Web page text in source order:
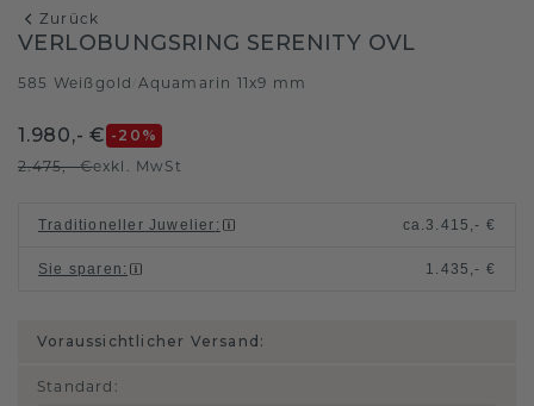
Zurück
VERLOBUNGSRING SERENITY OVL
585 Weißgold Aquamarin 11x9 mm
1.980,- € -20 %
2.475,- €exkl. MwSt
Traditioneller Juwelier : ca.3.415,- €
Sie sparen : 1.435,- €
Voraussichtlicher Versand:
Standard :